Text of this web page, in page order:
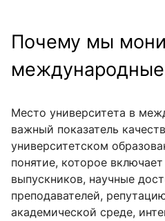
Почему мы
международные
Место университета в
важный показатель
университетском
понятие, которое
выпускников, научные
преподавателей,
академической среде,